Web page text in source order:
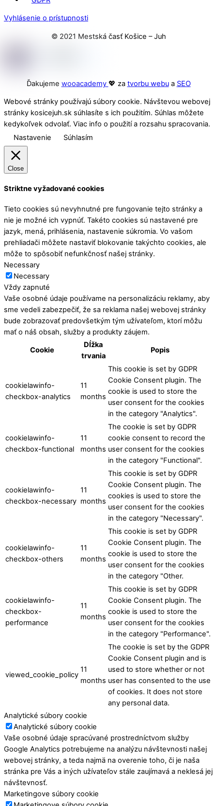
Vyhlásenie o prístupnosti
© 2021 Mestská časť Košice – Juh
Ďakujeme wooacademy 💖 za tvorbu webua SEO
Webové stránky používajú súbory cookie. Návštevou webovej
stránky kosicejuh.sk súhlasíte s ich použitím. Súhlas môžete
kedykoľvek odvolať. Viac info o použití a rozsahu spracovania.
Nastavenie
Súhlasím
Close
Striktne vyžadované cookies
Tieto cookies sú nevyhnutné pre fungovanie tejto stránky a
nie je možné ich vypnúť. Takéto cookies sú nastavené pre
jazyk, mená, prihlásenia, nastavenie súkromia. Vo vašom
prehliadači môžete nastaviť blokovanie takýchto cookies, ale
môže to spôsobiť nefunkčnosť našej stránky.
Necessary
Necessary
Vždy zapnuté
Vaše osobné údaje používame na personalizáciu reklamy, aby
sme vedeli zabezpečiť, že sa reklama našej webovej stránky
bude zobrazovať predovšetkým tým užívateľom, ktorí môžu
mať o náš obsah, služby a produkty záujem.
Cookie
Dĺžka
trvania
Popis
cookielawinfo-
checkbox-analytics
11
months
This cookie is set by GDPR
Cookie Consent plugin. The
cookie is used to store the
user consent for the cookies
in the category "Analytics".
cookielawinfo-
checkbox-functional
11
months
The cookie is set by GDPR
cookie consent to record the
user consent for the cookies
in the category "Functional".
cookielawinfo-
checkbox-necessary
11
months
This cookie is set by GDPR
Cookie Consent plugin. The
cookies is used to store the
user consent for the cookies
in the category "Necessary".
cookielawinfo-
checkbox-others
11
months
This cookie is set by GDPR
Cookie Consent plugin. The
cookie is used to store the
user consent for the cookies
in the category "Other.
cookielawinfo-
checkbox-
performance
11
months
This cookie is set by GDPR
Cookie Consent plugin. The
cookie is used to store the
user consent for the cookies
in the category "Performance".
viewed_cookie_policy
11
months
The cookie is set by the GDPR
Cookie Consent plugin and is
used to store whether or not
user has consented to the use
of cookies. It does not store
any personal data.
Analytické súbory cookie
Analytické súbory cookie
Vaše osobné údaje spracúvané prostredníctvom služby
Google Analytics potrebujeme na analýzu návštevnosti našej
webovej stránky, a teda najmä na overenie toho, či je naša
stránka pre Vás a iných užívateľov stále zaujímavá a neklesá jej
návštevnosť.
Marketingove súbory cookie